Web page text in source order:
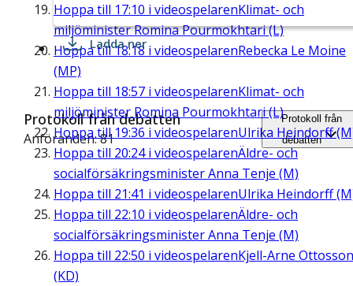
Hoppa till 17:10 i videospelarenKlimat- och
miljöminister Romina Pourmokhtari (L)
Hoppa till18:18 i videospelarenRebecka Le Moine
(MP)
Hoppa till 18:57 i videospelarenKlimat- och
miljöminister Romina Pourmokhtari (L)
Hoppa till 19:36 i videospelarenUlrika Heindorff
Hoppa till 20:24i videospelarenÄldre- och
socialförsäkringsminister Anna Tenje (M)
Hoppa till 21:41 i videospelarenUlrika Heindorff
Hoppa till 22:10 i videospelarenÄldre- och
socialförsäkringsminister Anna Tenje (M)
Hoppa till 22:50 i videospelarenKjell-Arne Ottosson
(KD)
Ladda ner
Protokoll från debatten
Anföranden: 81
Protokoll från
debatten